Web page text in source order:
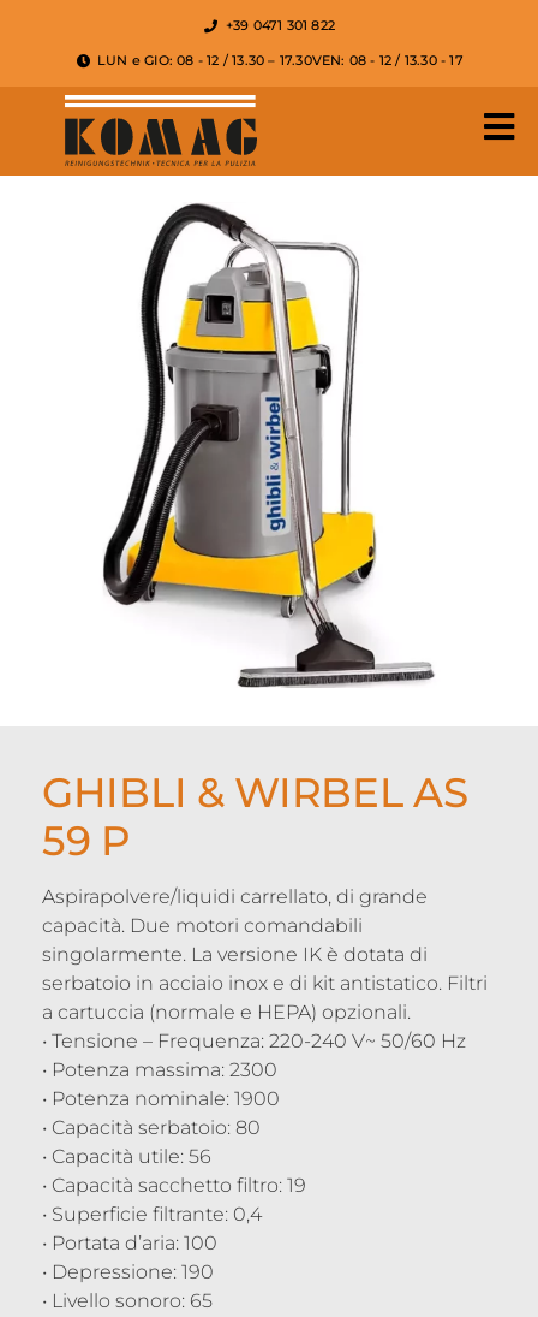
+39 0471 301 822
LUN e GIO: 08 - 12 / 13.30 – 17.30VEN: 08 - 12 / 13.30 - 17
GHIBLI & WIRBEL AS
59 P
Aspirapolvere/liquidi carrellato, di grande
capacità. Due motori comandabili
singolarmente. La versione IK è dotata di
serbatoio in acciaio inox e di kit antistatico. Filtri
a cartuccia (normale e HEPA) opzionali.
• Tensione – Frequenza: 220-240 V~ 50/60 Hz
• Potenza massima: 2300
• Potenza nominale: 1900
• Capacità serbatoio: 80
• Capacità utile: 56
• Capacità sacchetto filtro: 19
• Superficie filtrante: 0,4
• Portata d’aria: 100
• Depressione: 190
• Livello sonoro: 65